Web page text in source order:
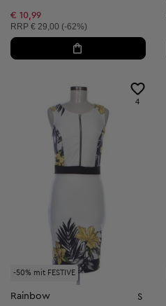
€ 10,99
Unverbindliche Preisempfehlung:
RRP € 29,00 (-62%)
-50% mit FESTIVE
4
Rainbow S